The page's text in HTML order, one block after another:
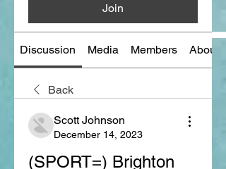
Join
Discussion Media Members About
Back
Scott Johnson
December 14, 2023
(SPORT=) Brighton